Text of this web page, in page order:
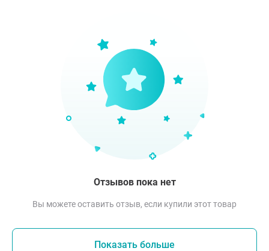
Отзывов пока нет
Вы можете оставить отзыв, если купили этот товар
Показать больше